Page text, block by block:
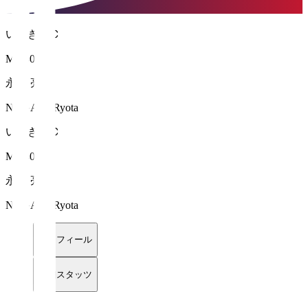
いわきＦＣ
MF 40
永木 亮太
NAGAKI Ryota
いわきＦＣ
MF 40
永木 亮太
NAGAKI Ryota
プロフィール
詳細スタッツ